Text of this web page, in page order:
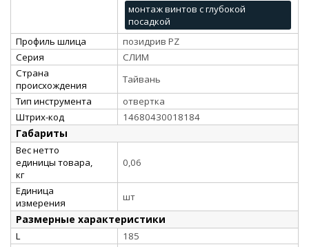
монтаж винтов с глубокой
посадкой
Профиль шлица
позидрив PZ
Серия
СЛИМ
Страна
происхождения
Тайвань
Тип инструмента
отвертка
Штрих-код
14680430018184
Габариты
Вес нетто
единицы товара,
кг
0,06
Единица
измерения
шт
Размерные характеристики
L
185